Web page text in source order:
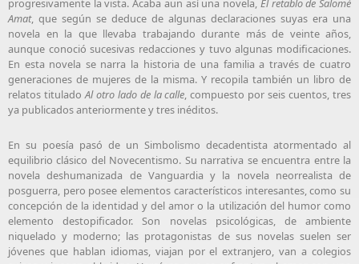
Amat, que según se deduce de algunas declaraciones suyas era una
novela en la que llevaba trabajando durante más de veinte años,
aunque conoció sucesivas redacciones y tuvo algunas modificaciones.
En esta novela se narra la historia de una familia a través de cuatro
generaciones de mujeres de la misma. Y recopila también un libro de
relatos titulado Al otro lado de la calle , compuesto por seis cuentos, tres
ya publicados anteriormente y tres inéditos.
En su poesía pasó de un Simbolismo decadentista atormentado al
equilibrio clásico del Novecentismo. Su narrativa se encuentra entre la
novela deshumanizada de Vanguardia y la novela neorrealista de
posguerra, pero posee elementos característicos interesantes, como su
concepción de la identidad y del amor o la utilización del humor como
elemento destopificador. Son novelas psicológicas, de ambiente
niquelado y moderno; las protagonistas de sus novelas suelen ser
jóvenes que hablan idiomas, viajan por el extranjero, van a colegios